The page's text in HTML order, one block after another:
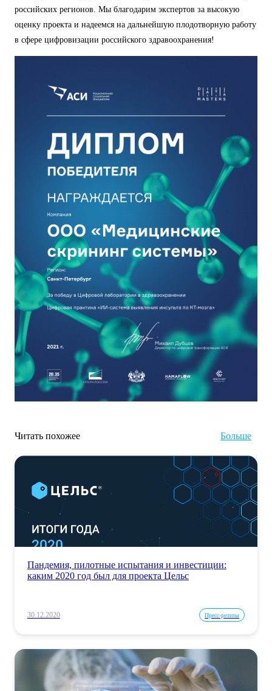
российских регионов. Мы благодарим экспертов за высокую
оценку проекта и надеемся на дальнейшую плодотворную работу
в сфере цифровизации российского здравоохранения!
Читать похожее Больше
Пандемия, пилотные испытания и инвестиции:
каким 2020 год был для проекта Цельс
30.12.2020 Пресс-релизы